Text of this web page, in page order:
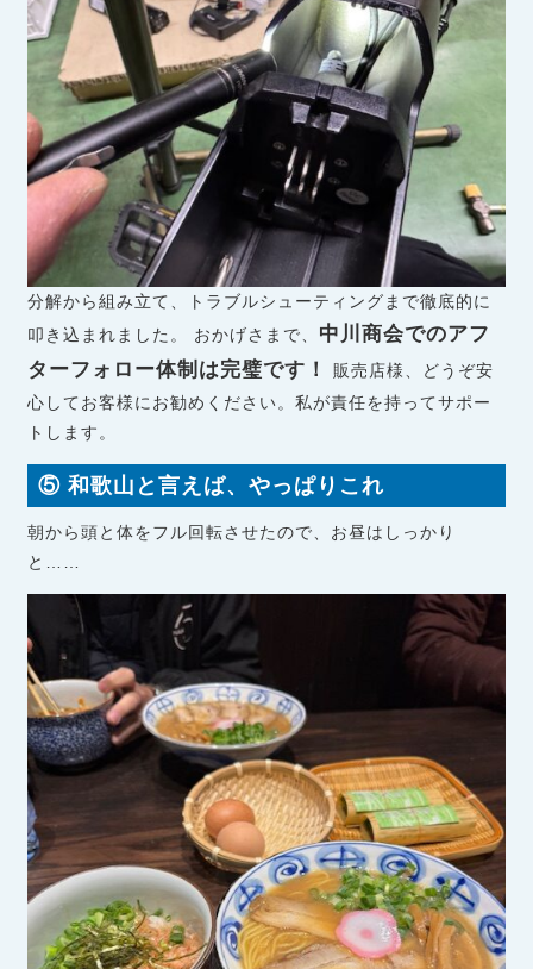
分解から組み立て、トラブルシューティングまで徹底的に
叩き込まれました。 おかげさまで、 中川商会でのアフ
ターフォロー体制は完璧です！
販売店様、どうぞ安
心してお客様にお勧めください。私が責任を持ってサポー
トします。
⑤ 和歌山と言えば、やっぱりこれ
朝から頭と体をフル回転させたので、お昼はしっかり
と……